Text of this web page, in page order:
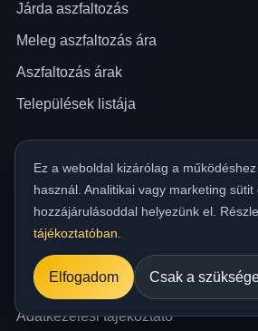
Járda aszfaltozás
Meleg aszfaltozás ára
Aszfaltozás árak
Települések listája
Cég és információ
Rólunk
Blog
Kapcsolat & ajánlatkérés
Impresszum
Adatkezelési tájékoztató
Ez a weboldal kizárólag a
használ. Analitikai vagy marketing sütit
hozzájárulásoddal helyezünk el.
tájékoztatóban
Elfogadom Csak a